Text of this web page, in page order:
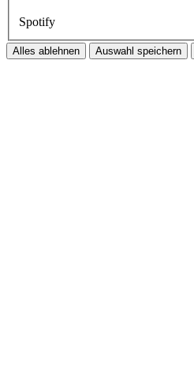
Spotify
Alles ablehnen Auswahl speichern